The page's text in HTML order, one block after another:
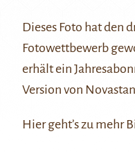
Dieses Foto hat den
Fotowettbewerb
erhält ein
Version von
Hiergeht’s zu mehr